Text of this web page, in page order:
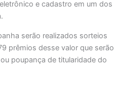
e cadastro em um dos
serão realizados sorteios
prêmios desse valor que serão
poupança de titularidade do